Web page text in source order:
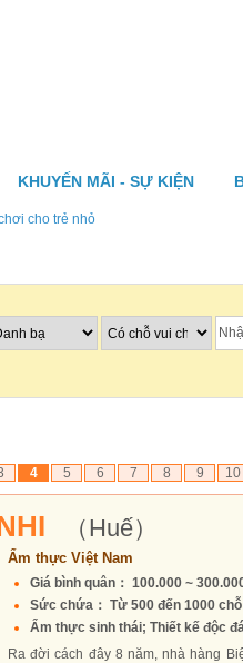
KHUYẾN MÃI - SỰ KIỆN
cho trẻ nhỏ
4 5 6 7 8 9 10
（Huế）
Ẩm thực Việt Nam
Giá bình quân： 100.000 ~
Sức chứa： Từ 500 đến 1000 chỗ
Ẩm thực sinh thái; Thiết kế độc
Ra đời cách đây 8 năm, nhà hàng